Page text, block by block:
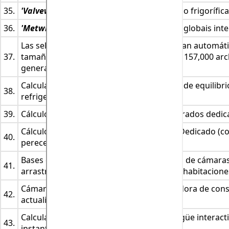
35. 'Valvewind'
Seleção da válvula de expansão
36.
'Metwind' Base de dados meteorológicos globais
37.
Las selecciones de productos RAC muestran
tamaño de la base de datos en la nube de 157,000
generador de cotizaciones de clientes.
38.
Calculadora gráfica automática del punto de
refrigeración/condensación.
39.
Cálculo de carga de contenedores refrigerados
40.
Cálculo de carga Eurotainer Refrigerado Dedicado
perecederos para aeronave).
41.
Bases de datos interactivas de estanterías de
arrastrar y soltar en dibujos de diseño de
42.
Cámara frigorífica, multinacional, calculadora de
actualizable.
43.
Calculadora psicrométrica digital multilingüe